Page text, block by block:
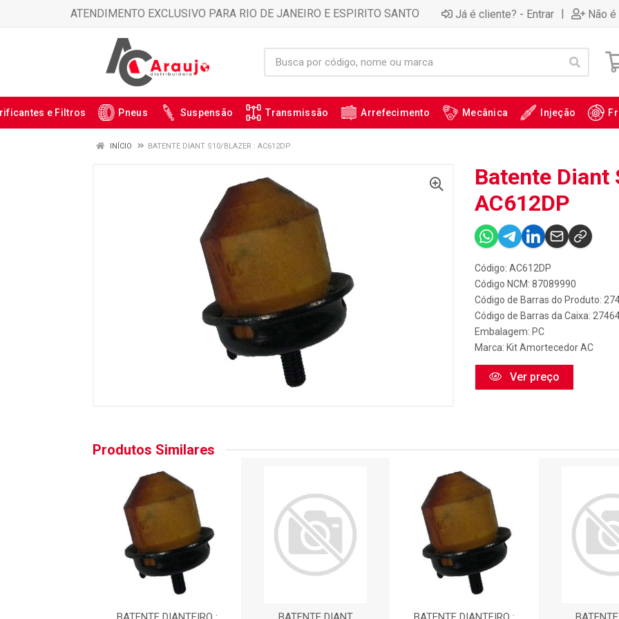
ATENDIMENTO EXCLUSIVO PARA RIO DE JANEIRO E ESPIRITO SANTO Já é cliente? - Entrar | Não
e Filtros Pneus Suspensão Transmissão Arrefecimento Mecânica Injeção
INÍCIO BATENTE DIANT S10/BLAZER : AC612DP
Batente Diant
AC612DP
Código: AC612DP
Código NCM: 87089990
Código de Barras do Produto:
Código de Barras da Caixa:
Embalagem: PC
Marca: Kit Amortecedor AC
Ver preço
Produtos Similares